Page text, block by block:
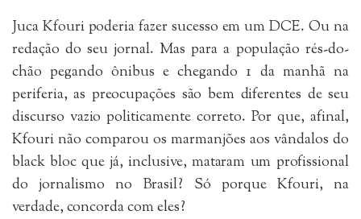
Juca Kfouri poderia fazer sucesso em um DCE. Ou na
redação do seu jornal. Mas para a população rés-do-
chão pegando ônibus e chegando 1 da manhã na
periferia, as preocupações são bem diferentes de seu
discurso vazio politicamente correto. Por que, afinal,
Kfouri não comparou os marmanjões aos vândalos do
black bloc que já, inclusive, mataram um profissional
do jornalismo no Brasil? Só porque Kfouri, na
verdade, concorda com eles?